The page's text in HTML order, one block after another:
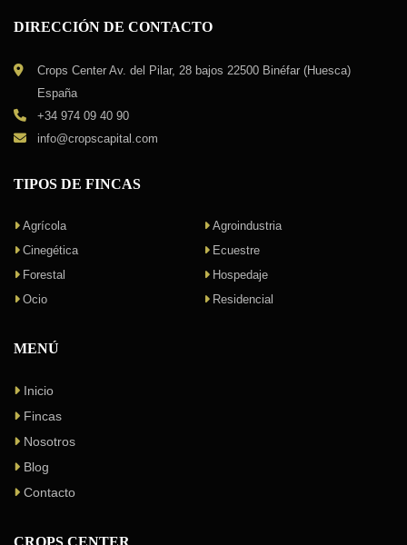
DIRECCIÓN DE CONTACTO
Crops Center Av. del Pilar, 28 bajos 22500 Binéfar (Huesca)
España
+34 974 09 40 90
info@cropscapital.com
TIPOS DE FINCAS
Agrícola
Agroindustria
Cinegética
Ecuestre
Forestal
Hospedaje
Ocio
Residencial
MENÚ
Inicio
Fincas
Nosotros
Blog
Contacto